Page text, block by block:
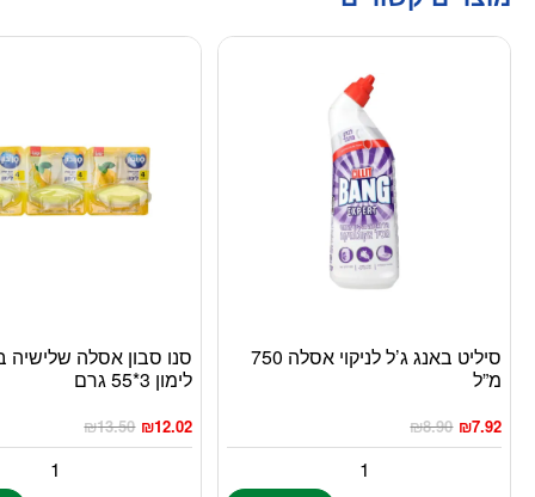
סיליט באנג ג’ל לניקוי אסלה 750
מ”ל
₪8.90 ₪7.92
סנו סבון אסלה שלישיה
לימון 3*55 גרם
₪13.50 ₪12.02